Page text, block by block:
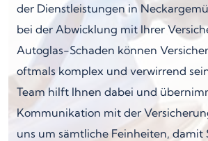
der Dienstleistungen in
bei der Abwicklung mit Ihrer
Autoglas-Schaden können
oftmals komplex und verwirrend
Team hilft Ihnen dabei und
Kommunikation mit der
uns um sämtliche Feinheiten, damit